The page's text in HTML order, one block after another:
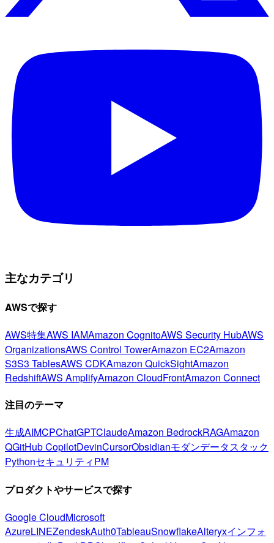
主なカテゴリ
AWSで探す
AWS特集AWS IAMAmazon CognitoAWS Security HubAWS
OrganizationsAWS Control TowerAmazon EC2Amazon
S3S3 TablesAWS CDKAmazon QuickSightAmazon
RedshiftAWS AmplifyAmazon CloudFrontAmazon Connect
注目のテーマ
生成AIMCPChatGPTClaudeAmazon BedrockRAGAmazon
QGitHub CopilotDevinCursorObsidianモダンデータスタック
PythonセキュリティPM
プロダクトやサービスで探す
Google CloudMicrosoft
AzureLINEZendeskAuth0TableauSnowflakeAlteryxインフォ